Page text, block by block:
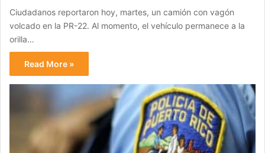
Ciudadanos reportaron hoy, martes, un camión con vagón
volcado en la PR-22. Al momento, el vehículo permanece a la
orilla…
Read More »